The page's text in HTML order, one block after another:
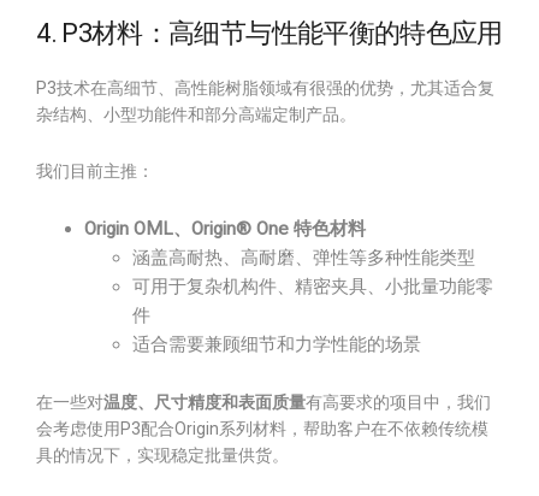
4. P3材料：高细节与性能平衡的特色应用
P3技术在高细节、高性能树脂领域有很强的优势，尤其适合复
杂结构、小型功能件和部分高端定制产品。
我们目前主推：
Origin OML、Origin® One 特色材料
涵盖高耐热、高耐磨、弹性等多种性能类型
可用于复杂机构件、精密夹具、小批量功能零
件
适合需要兼顾细节和力学性能的场景
在一些对温度、尺寸精度和表面质量有高要求的项目中，我们
会考虑使用P3配合Origin系列材料，帮助客户在不依赖传统模
具的情况下，实现稳定批量供货。